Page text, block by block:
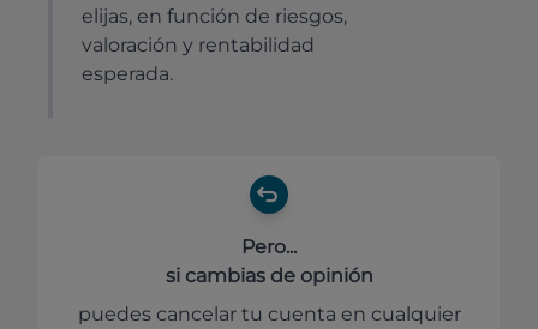
elijas, en función de riesgos,
valoración y rentabilidad
esperada.
Pero...
si cambias de opinión
puedes cancelar tu cuenta en cualquier